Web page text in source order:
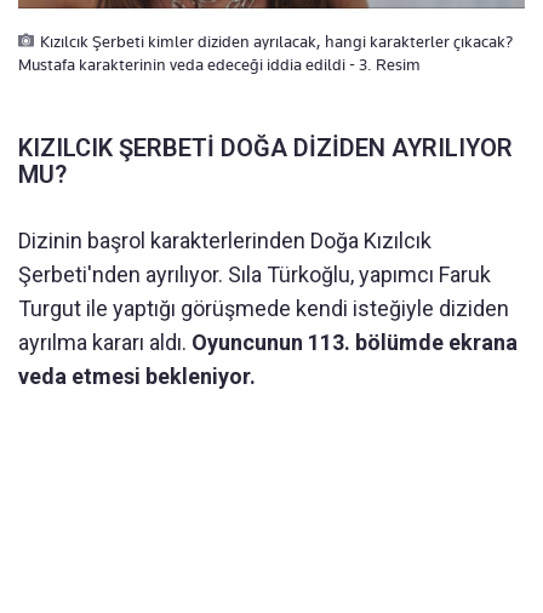
Kızılcık Şerbeti kimler diziden ayrılacak, hangi karakterler çıkacak?
Mustafa karakterinin veda edeceği iddia edildi - 3. Resim
KIZILCIK ŞERBETİ DOĞA DİZİDEN AYRILIYOR
MU?
Dizinin başrol karakterlerinden Doğa Kızılcık
Şerbeti'nden ayrılıyor. Sıla Türkoğlu, yapımcı Faruk
Turgut ile yaptığı görüşmede kendi isteğiyle diziden
ayrılma kararı aldı. Oyuncunun 113. bölümde ekrana
veda etmesi bekleniyor.